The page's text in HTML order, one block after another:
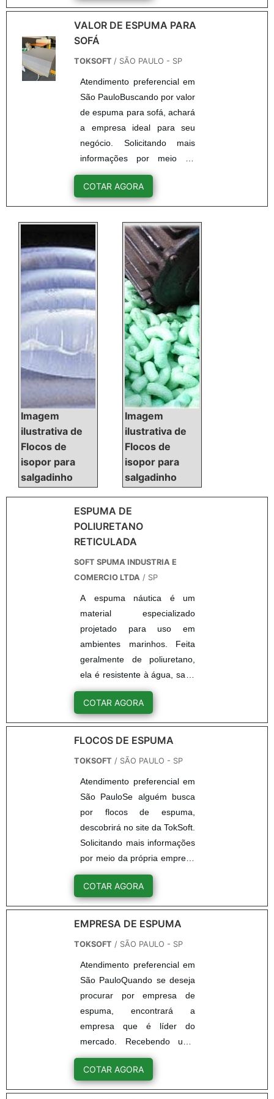
tema é venda bloco de
espuma, com os
colaboradores da TokSoft é
com alta qualidade em todos
os produtos oferecidos.UM
POUCO MAIS SOBRE
VENDA BLOCO DE
ESPUMAHá muitas maneiras
eficientes de demonstrar co...
VALOR DE ESPUMA PARA
SOFÁ
TOKSOFT / SÃO PAULO - SP
Atendimento preferencial em
São PauloBuscando por valor
de espuma para sofá, achará
a empresa ideal para seu
negócio. Solicitando mais
informações por meio da
própria empresa e
descobrindo a líder da área
de atuação.OUTRAS
VALOR DE ESPUMA PARA
SOFÁQuem busca por valor
de espuma para sofá em
uma empresa inovadora,
chega até a TokSoft. Atuando
com fibra para enchimento e
cola para espuma,
oferecendo o que há de
melhor no...
COTAR AGORA
Imagem
ilustrativa de
Flocos de
isopor para
salgadinho
Imagem
ilustrativa de
Flocos de
isopor para
salgadinho
ESPUMA DE
POLIURETANO
RETICULADA
SOFT SPUMA INDUSTRIA E
COMERCIO LTDA / SP
A espuma náutica é um
material especializado
projetado para uso em
ambientes marinhos. Feita
geralmente de poliuretano,
ela é resistente à água, sal e
UV, tornando-a ideal para
aplicações em embarcações
e equipamentos marítimos. A
espuma náutica é usada em
elementos de segurança em
barcos e outros veículos
aquáticos, oferecendo
conforto, flutuabilidade e
durabilidade em condições
adversas.
COTAR AGORA
FLOCOS DE ESPUMA
TOKSOFT / SÃO PAULO - SP
Atendimento preferencial em
São PauloSe alguém busca
por flocos de espuma,
descobrirá no site da TokSoft.
Solicitando mais informações
por meio da própria empresa
e descobrindo a líder da área
de atuação.DETALHES
SOBRE FLOCOS DE
ESPUMASe alguém quer
uma empresa comprometida
com os serviços, encontra na
internet a TokSoft. Com
grande expressão de
mercado quando o assunto é
espumas sob medida e cola
para espuma,
disponibilizando tudo que há
de mais atual para garantir a
qualidade final para cada
COTAR AGORA
EMPRESA DE ESPUMA
TOKSOFT / SÃO PAULO - SP
Atendimento preferencial em
São PauloQuando se deseja
procurar por empresa de
espuma, encontrará a
empresa que é líder do
mercado. Recebendo uma
cotação por meio da própria
empresa e descobrindo a
melhor referência em
COTAR AGORA